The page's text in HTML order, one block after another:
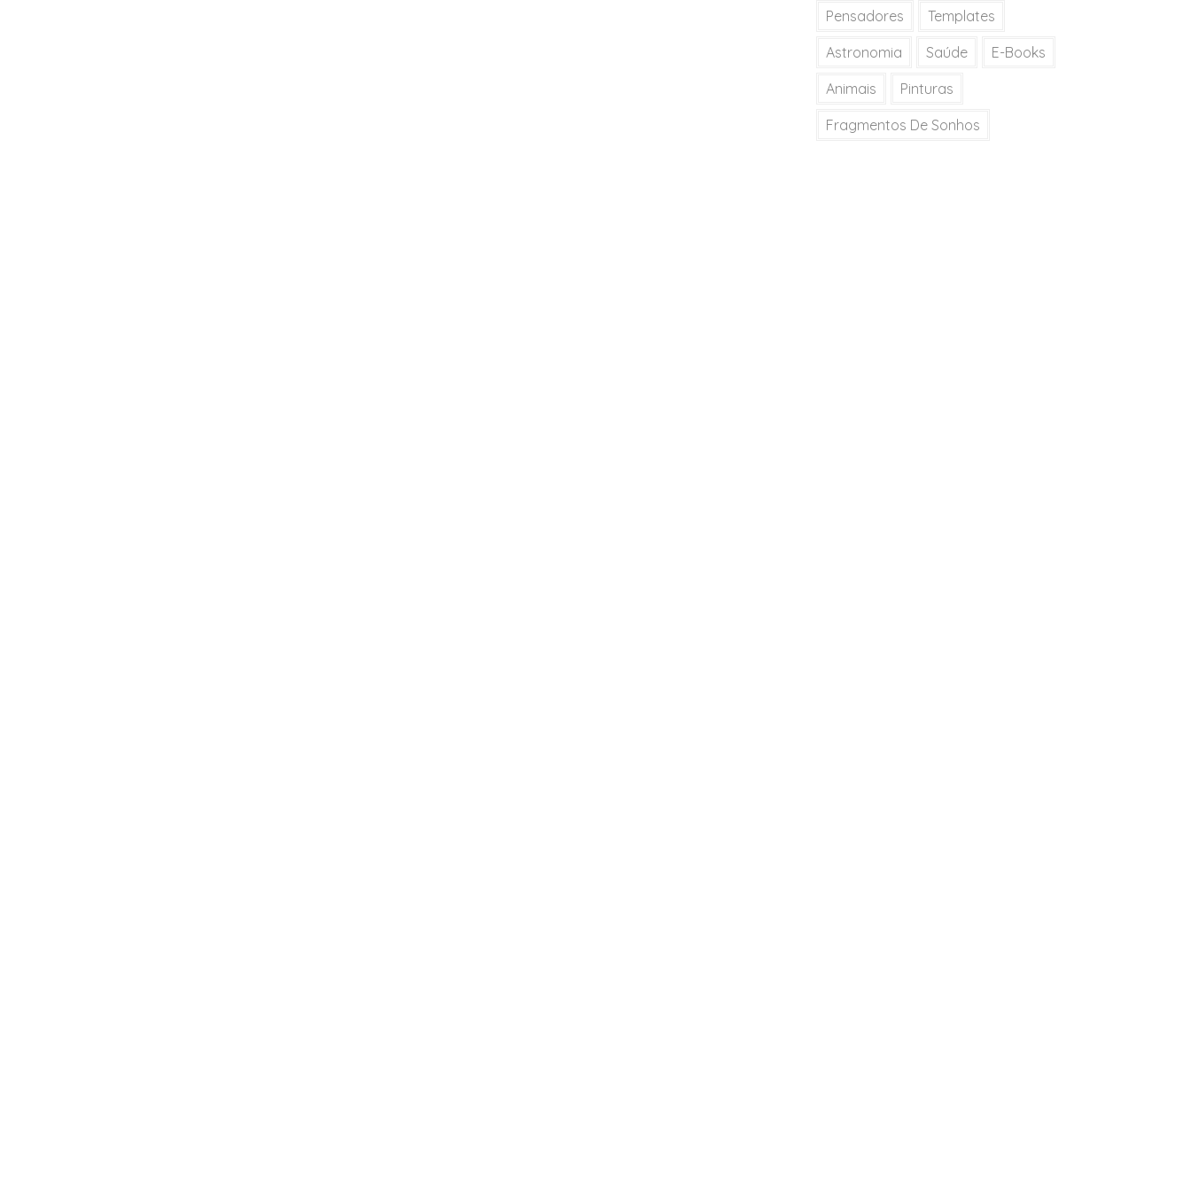
Pensadores Templates
Astronomia Saúde E-Books
Animais Pinturas
Fragmentos De Sonhos